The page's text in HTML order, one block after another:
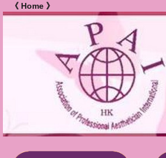
《 Home 》